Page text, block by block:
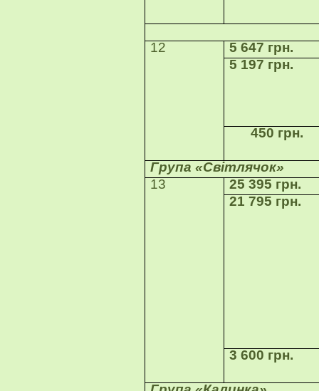
12
5 647 грн.
5 197 грн.
450 грн.
Група «Світлячок»
13
25 395 грн.
21 795 грн.
3 600 грн.